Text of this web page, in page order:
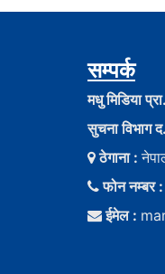
सम्पर्क
मधु मिडिया
सुचना विभाग
ठेगाना :
फोन नम्बर :
ईमेल :